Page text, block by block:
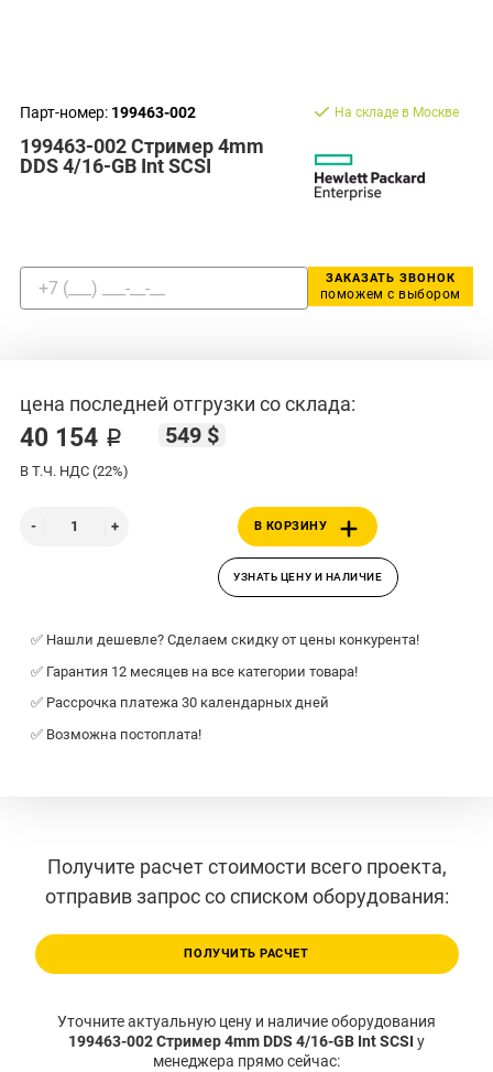
Парт-номер: 199463-002
199463-002 Стример 4mm
DDS 4/16-GB Int SCSI
На складе в Москве
ЗАКАЗАТЬ ЗВОНОК
поможем с выбором
цена последней отгрузки со склада:
40 154 ₽ 549 $
В Т.Ч. НДС (22%)
В КОРЗИНУ
УЗНАТЬ ЦЕНУ И НАЛИЧИЕ
✅ Нашли дешевле? Сделаем скидку от цены конкурента!
✅ Гарантия 12 месяцев на все категории товара!
✅ Рассрочка платежа 30 календарных дней
✅ Возможна постоплата!
Получите расчет стоимости всего проекта,
отправив запрос со списком оборудования:
ПОЛУЧИТЬ РАСЧЕТ
Уточните актуальную цену и наличие оборудования
199463-002 Стример 4mm DDS 4/16-GB Int SCSI у
менеджера прямо сейчас: